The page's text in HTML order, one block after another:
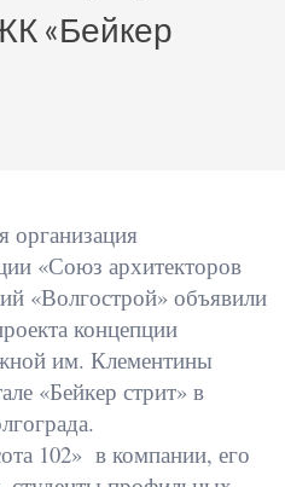
«Бейкер
организация
«Союз архитекторов
«Волгострой» объявили
концепции
им. Клементины
«Бейкер стрит» в
102» в компании, его